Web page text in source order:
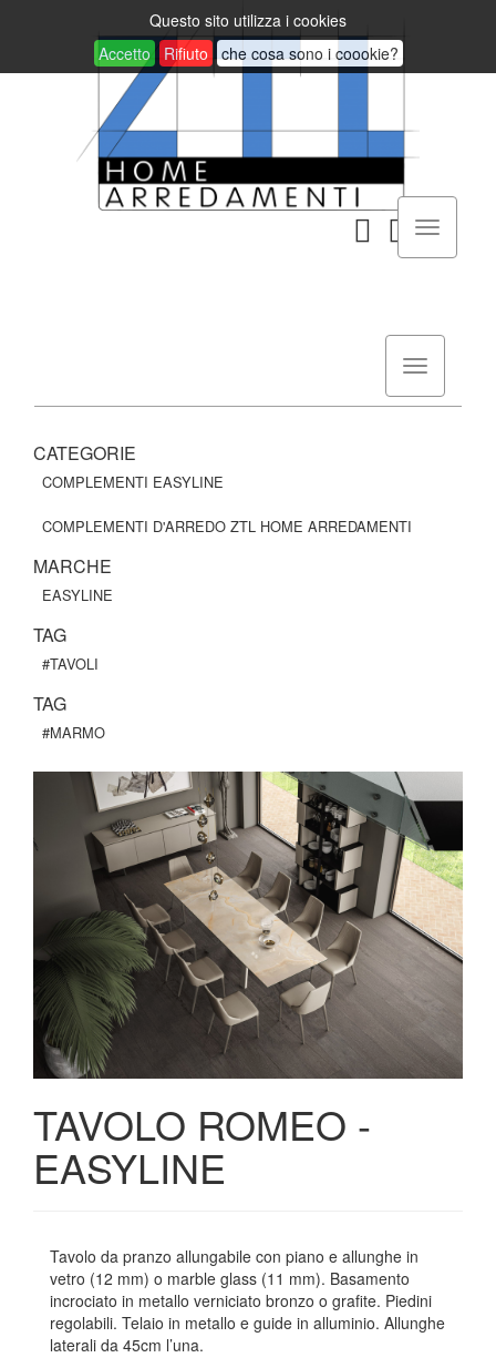
Questo sito utilizza i cookies
Accetto
Rifiuto che cosa sono i coookie?
CATEGORIE
COMPLEMENTI EASYLINE
COMPLEMENTI D'ARREDO ZTL HOME ARREDAMENTI
MARCHE
EASYLINE
TAG
#TAVOLI
TAG
#MARMO
TAVOLO ROMEO -
EASYLINE
Tavolo da pranzo allungabile con piano e allunghe in
vetro (12 mm) o marble glass (11 mm). Basamento
incrociato in metallo verniciato bronzo o grafite. Piedini
regolabili. Telaio in metallo e guide in alluminio. Allunghe
laterali da 45cm l’una.